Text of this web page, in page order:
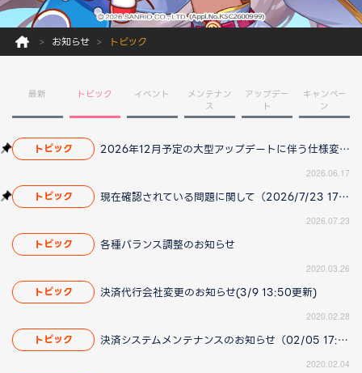
お知らせ トピック
最新 トピック イベント
メンテナン
ス
アップデー
ト
キャンペー
ン
トピック 2026年12月予定の大型アップデートに伴う仕様変更のお知らせ
2026.06.17
トピック 現在確認されている問題に関して（2026/7/23 17:00更新）
2026.07.23
トピック 各種バランス調整のお知らせ
2020.03.26
トピック 決済代行会社変更のお知らせ(3/9 13:50更新)
2020.02.28
トピック 決済システムメンテナンスのお知らせ（02/05 17:12 更新）
2020.02.04